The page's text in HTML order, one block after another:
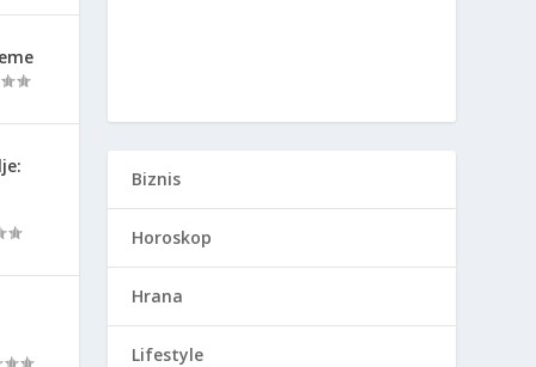
Biznis
Horoskop
Hrana
Lifestyle